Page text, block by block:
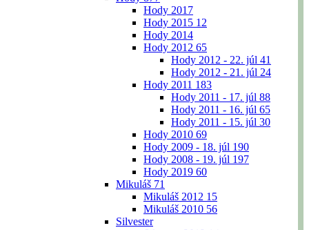
Hody 2017
Hody 2015 12
Hody 2014
Hody 2012 65
Hody 2012 - 22. júl 41
Hody 2012 - 21. júl 24
Hody 2011 183
Hody 2011 - 17. júl 88
Hody 2011 - 16. júl 65
Hody 2011 - 15. júl 30
Hody 2010 69
Hody 2009 - 18. júl 190
Hody 2008 - 19. júl 197
Hody 2019 60
Mikuláš 71
Mikuláš 2012 15
Mikuláš 2010 56
Silvester